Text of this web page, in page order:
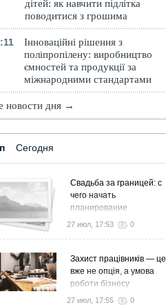
дітей: як навчити підлітка
поводитися з грошима
Інноваційні рішення з
поліпропілену: виробництво
ємностей та продукції за
міжнародними стандартами
новости дня →
Сегодня
Свадьба за границей: с
чего начать
планирование
27 июл, 17:53 0
Захист працівників — це
вже не опція, а умова
роботи бізнесу
27 июл, 17:55 0